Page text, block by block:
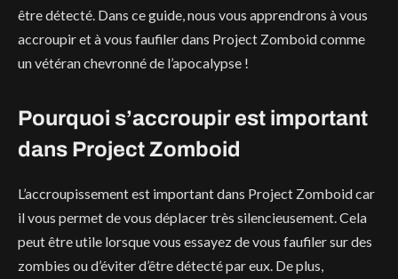
être détecté. Dans ce guide, nous vous apprendrons à vous
accroupir et à vous faufiler dans Project Zomboid comme
un vétéran chevronné de l’apocalypse !
Pourquoi s’accroupir est important
dans Project Zomboid
L’accroupissement est important dans Project Zomboid car
il vous permet de vous déplacer très silencieusement. Cela
peut être utile lorsque vous essayez de vous faufiler sur des
zombies ou d’éviter d’être détecté par eux. De plus,